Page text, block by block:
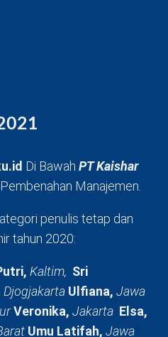
Di Bawah PT Kaishar
Manajemen.
penulis tetap dan
tahun 2020:
Kaltim, Sri
Djogjakarta Ulfiana, Jawa
Veronika, Jakarta Elsa,
Umu Latifah, Jawa